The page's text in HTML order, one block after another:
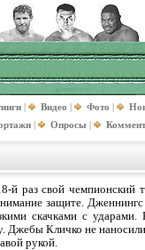
| Видео | Фото |
| Опросы |
раз свой чемпионский
защите.
скачками с
Джебы Кличко не
рукой.